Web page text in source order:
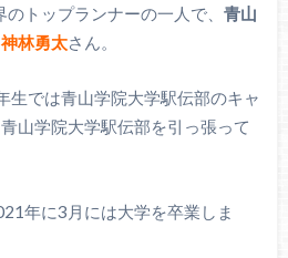
トップランナーの一人で、 青山
神林勇太さん。
生では青山学院大学駅伝部のキャ
山学院大学駅伝部を引っ張って
年に3月には大学を卒業しま